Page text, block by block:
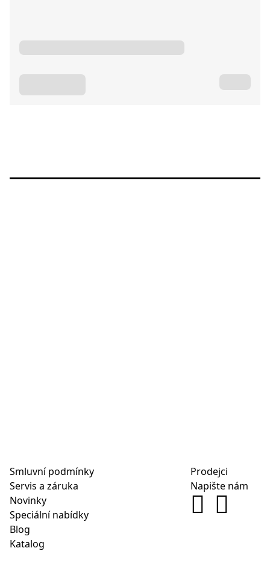
Smluvní podmínky
Servis a záruka
Novinky
Speciální nabídky
Blog
Katalog
Prodejci
Napište nám